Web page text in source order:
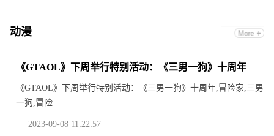
动漫
《GTAOL》下周举行特别活动：《三男一狗》十周年
《GTAOL》下周举行特别活动：《三男一狗》十周年,冒险家,三男
一狗,冒险
2023-09-08 11:22:57